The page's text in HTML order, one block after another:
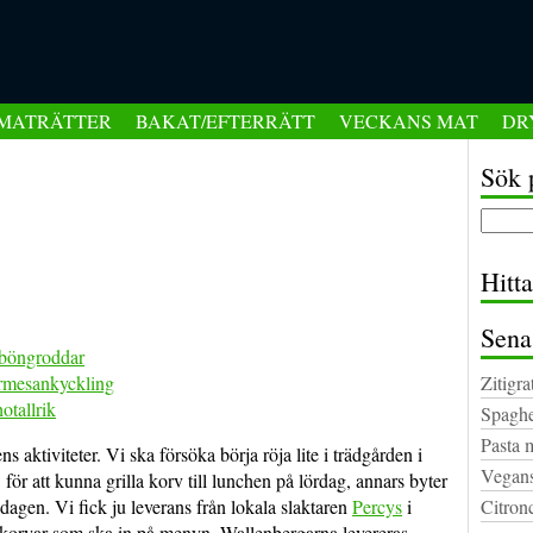
BAKAT/EFTERRÄTT VECKANS MAT
aktiviteter. Vi ska försöka börja röja lite i trädgården i
att kunna grilla korv till lunchen på lördag, annars byter
Vi fick ju leverans från lokala slaktaren Percysi
Sök
Pasta